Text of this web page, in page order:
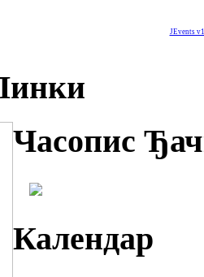
JEvents
Часопис
Календар